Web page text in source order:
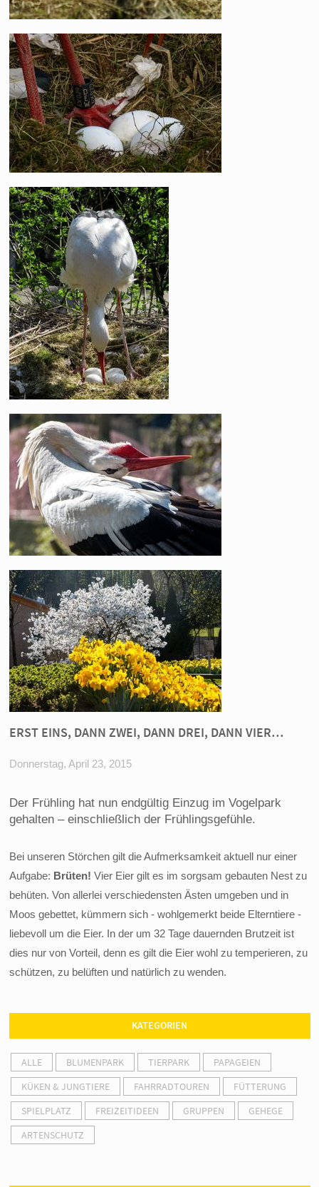
ERST EINS, DANN ZWEI, DANN DREI, DANN VIER…
Donnerstag, April 23, 2015
Der Frühling hat nun endgültig Einzug im Vogelpark
gehalten – einschließlich der Frühlingsgefühle.
Bei unseren Störchen gilt die Aufmerksamkeit aktuell nur einer
Aufgabe: Brüten! Vier Eier gilt es im sorgsam gebauten Nest zu
behüten. Von allerlei verschiedensten Ästen umgeben und in
Moos gebettet, kümmern sich - wohlgemerkt beide Elterntiere -
liebevoll um die Eier. In der um 32 Tage dauernden Brutzeit ist
dies nur von Vorteil, denn es gilt die Eier wohl zu temperieren, zu
schützen, zu belüften und natürlich zu wenden.
KATEGORIEN
ALLE BLUMENPARK TIERPARK
PAPAGEIEN
KÜKEN & JUNGTIERE
FAHRRADTOUREN
FÜTTERUNG
SPIELPLATZ
FREIZEITIDEEN GRUPPEN
GEHEGE
ARTENSCHUTZ